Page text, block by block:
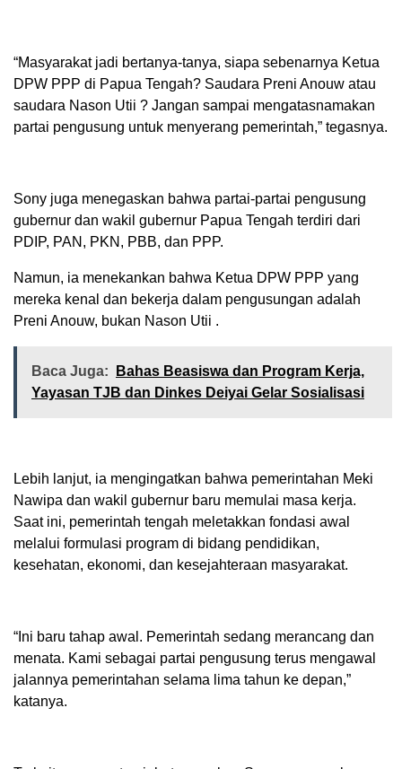
“Masyarakat jadi bertanya-tanya, siapa sebenarnya Ketua
DPW PPP di Papua Tengah? Saudara Preni Anouw atau
saudara Nason Utii ? Jangan sampai mengatasnamakan
partai pengusung untuk menyerang pemerintah,” tegasnya.
Sony juga menegaskan bahwa partai-partai pengusung
gubernur dan wakil gubernur Papua Tengah terdiri dari
PDIP, PAN, PKN, PBB, dan PPP.
Namun, ia menekankan bahwa Ketua DPW PPP yang
mereka kenal dan bekerja dalam pengusungan adalah
Preni Anouw, bukan Nason Utii .
Baca Juga:
Bahas Beasiswa dan Program Kerja,
Yayasan TJB dan Dinkes Deiyai Gelar Sosialisasi
Lebih lanjut, ia mengingatkan bahwa pemerintahan Meki
Nawipa dan wakil gubernur baru memulai masa kerja.
Saat ini, pemerintah tengah meletakkan fondasi awal
melalui formulasi program di bidang pendidikan,
kesehatan, ekonomi, dan kesejahteraan masyarakat.
“Ini baru tahap awal. Pemerintah sedang merancang dan
menata. Kami sebagai partai pengusung terus mengawal
jalannya pemerintahan selama lima tahun ke depan,”
katanya.